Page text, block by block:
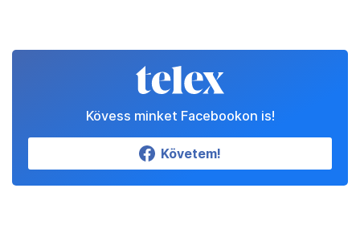
Kövess minket Facebookon is!
Követem!